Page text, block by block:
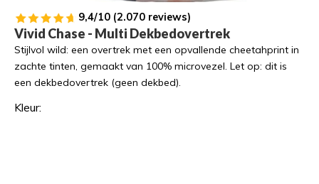
9,4/10 (2.070 reviews)
Vivid Chase - Multi Dekbedovertrek
Stijlvol wild: een overtrek met een opvallende cheetahprint in
zachte tinten, gemaakt van 100% microvezel. Let op: dit is
een dekbedovertrek (geen dekbed).
Kleur: